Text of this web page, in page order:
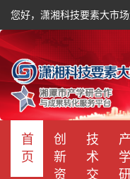
您好，潇湘科技要素大市场
首
页
创
新
资
技
术
交
产
学